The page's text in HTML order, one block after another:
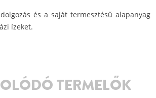
és a saját termesztésű alapanyag
ízeket.
TERMELŐK